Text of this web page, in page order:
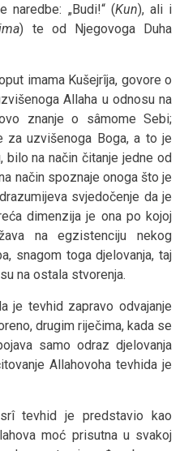
naredbe: „Budi!“ (Kun), ali i
) te od Njegovoga Duha
imama Kušejrîja, govore o
Allaha u odnosu na
znanje o sâmome Sebi;
za uzvišenoga Boga, a to je
na način čitanje jedne od
način spoznaje onoga što je
svjedočenje da je
dimenzija je ona po kojoj
na egzistenciju nekog
snagom toga djelovanja, taj
na ostala stvorenja.
je tevhid zapravo odvajanje
drugim riječima, kada se
samo odraz djelovanja
Allahovoha tevhida je
tevhid je predstavio kao
moć prisutna u svakoj